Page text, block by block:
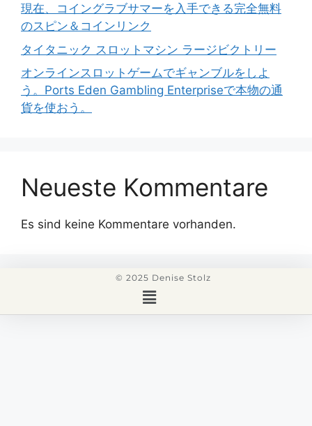
現在、コイングラブサマーを入手できる完全無料
のスピン＆コインリンク
タイタニック スロットマシン ラージビクトリー
オンラインスロットゲームでギャンブルをしよ
う。Ports Eden Gambling Enterpriseで本物の通
貨を使おう。
Neueste Kommentare
Es sind keine Kommentare vorhanden.
© 2025 Denise Stolz